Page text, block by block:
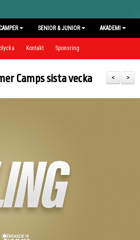
SENIOR & JUNIOR AKADEMI
Kontakt Sponsring
>
<
Camps sista vecka